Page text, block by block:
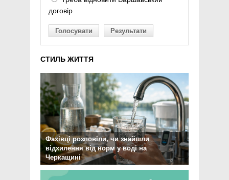
договір
Голосувати Результати
СТИЛЬ ЖИТТЯ
Фахівці розповіли, чи знайшли
відхилення від норм у воді на
Черкащині